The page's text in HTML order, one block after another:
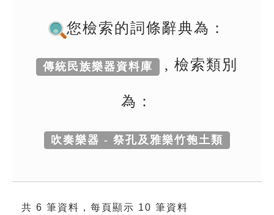
成語故事
知識索引
您檢索的詞條辭典為：
傳統民族樂器資料庫 , 檢索類別
為：
吹奏樂器 - 祭孔及雅樂竹匏土類
共 6 筆資料，每頁顯示 10 筆資料